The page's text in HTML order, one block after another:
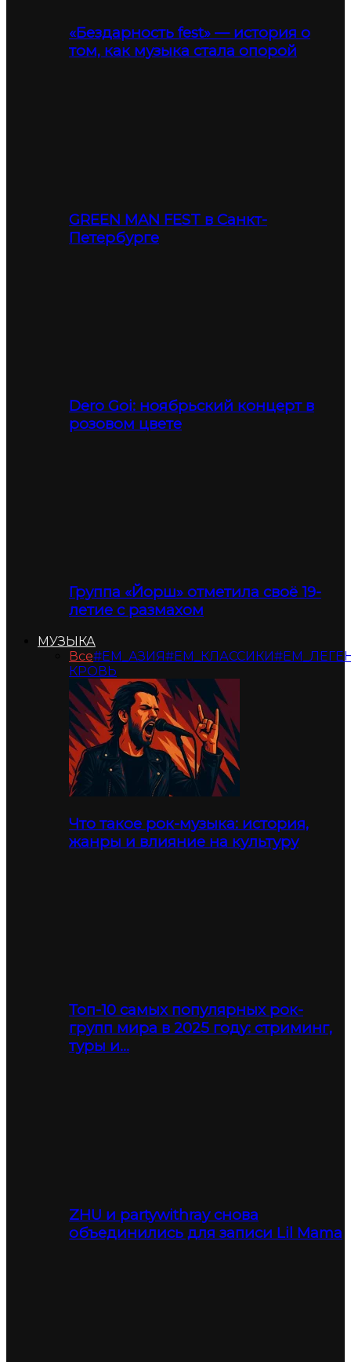
«Бездарность fest» — история о
том, как музыка стала опорой
GREEN MAN FEST в Санкт-
Петербурге
Dero Goi: ноябрьский концерт в
розовом цвете
Группа «Йорш» отметила своё 19-
летие с размахом
МУЗЫКА
Все#ЕМ_АЗИЯ#ЕМ_КЛАССИКИ
КРОВЬ
Что такое рок-музыка: история,
жанры и влияние на культуру
Топ-10 самых популярных рок-
групп мира в 2025 году: стриминг,
туры и…
ZHU и partywithray снова
объединились для записи Lil Mama